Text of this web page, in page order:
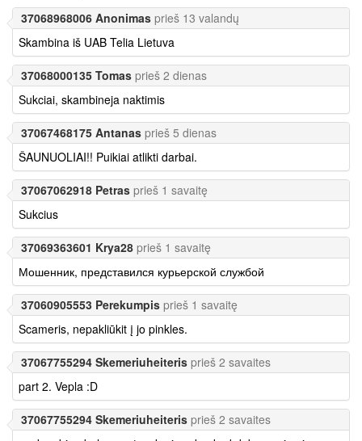
37068968006 Anonimas prieš 13 valandų
Skambina iš UAB Telia Lietuva
37068000135 Tomas prieš 2 dienas
Sukciai, skambineja naktimis
37067468175 Antanas prieš 5 dienas
ŠAUNUOLIAI!! Puikiai atlikti darbai.
37067062918 Petras prieš 1 savaitę
Sukcius
37069363601 Krya28 prieš 1 savaitę
Мошенник, представился курьерской службой
37060905553 Perekumpis prieš 1 savaitę
Scameris, nepakliūkit į jo pinkles.
37067755294 Skemeriuheiteris prieš 2 savaites
part 2. Vepla :D
37067755294 Skemeriuheiteris prieš 2 savaites